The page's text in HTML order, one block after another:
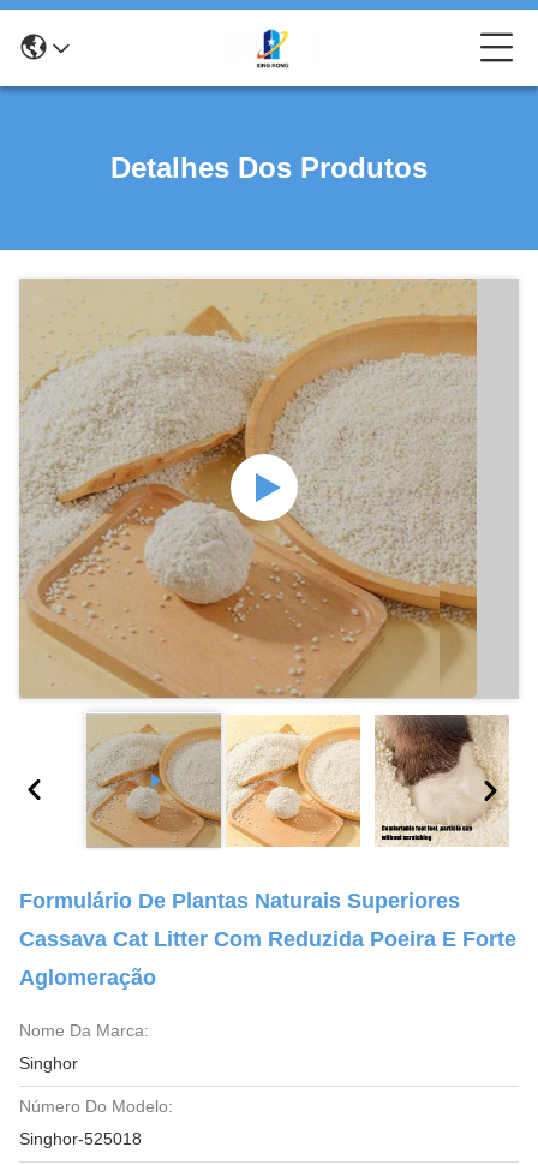
Detalhes Dos Produtos
Formulário De Plantas Naturais Superiores
Cassava Cat Litter Com Reduzida Poeira E Forte
Aglomeração
Nome Da Marca:
Singhor
Número Do Modelo:
Singhor-525018